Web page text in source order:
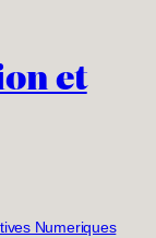
et
Numeriques